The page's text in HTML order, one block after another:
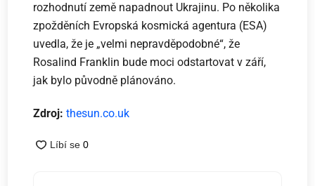
rozhodnutí země napadnout Ukrajinu. Po několika
zpožděních Evropská kosmická agentura (ESA)
uvedla, že je „velmi nepravděpodobné“, že
Rosalind Franklin bude moci odstartovat v září,
jak bylo původně plánováno.
Zdroj:thesun.co.uk